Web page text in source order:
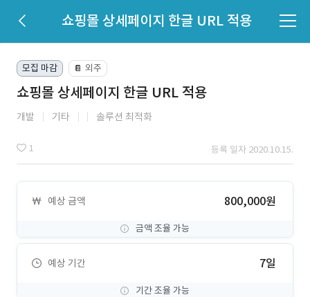
쇼핑몰 상세페이지 한글 URL 적용
모집 마감 📔 외주
쇼핑몰 상세페이지 한글 URL 적용
개발 기타 솔루션 최적화
1 등록 일자 2020.10.15.
예상 금액 800,000원
금액 조율 가능
예상 기간 7일
기간 조율 가능